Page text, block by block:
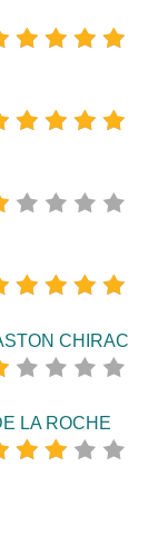
CHIRAC
LA ROCHE